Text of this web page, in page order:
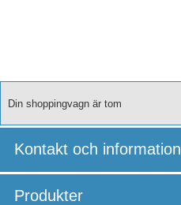
Din shoppingvagn är tom
Kontakt och information
Produkter